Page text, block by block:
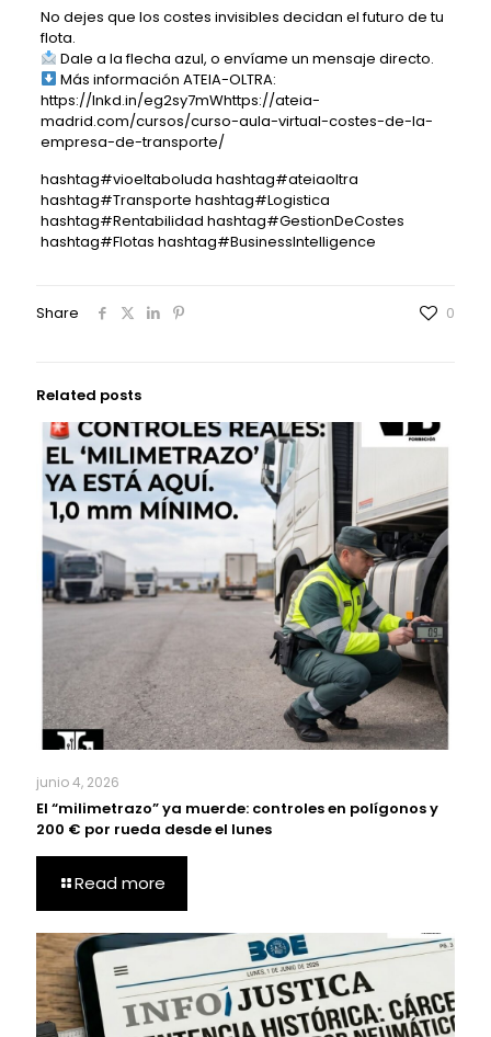
No dejes que los costes invisibles decidan el futuro de tu
flota.
Dale a la flecha azul, o envíame un mensaje directo.
Más información ATEIA-OLTRA:
https://lnkd.in/eg2sy7mWhttps://ateia-
madrid.com/cursos/curso-aula-virtual-costes-de-la-
empresa-de-transporte/
hashtag#vioeltaboluda hashtag#ateiaoltra
hashtag#Transporte hashtag#Logistica
hashtag#Rentabilidad hashtag#GestionDeCostes
hashtag#Flotas hashtag#BusinessIntelligence
Share 0
Related posts
junio 4, 2026
El “milimetrazo” ya muerde: controles en polígonos y
200 € por rueda desde el lunes
Read more